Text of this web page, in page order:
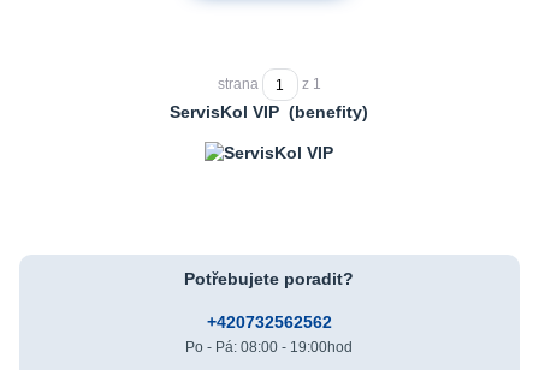
strana z 1
ServisKol VIP (benefity)
Potřebujete poradit?
+420732562562
Po - Pá: 08:00 - 19:00hod